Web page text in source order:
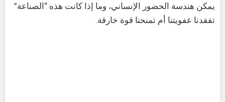
يمكن هندسة الحضور الإنساني، وما إذا كانت هذه “الصناعة”
تفقدنا عفويتنا أم تمنحنا قوة خارقة.